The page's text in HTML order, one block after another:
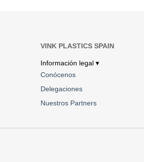
VINK PLASTICS SPAIN
Información legal ▾
Conócenos
Delegaciones
Nuestros Partners